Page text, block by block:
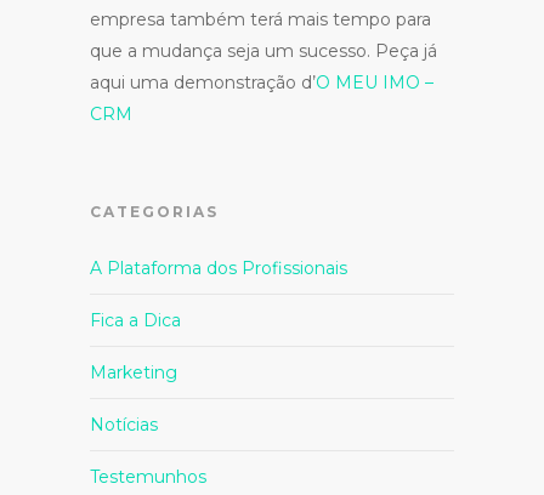
empresa também terá mais tempo para
que a mudança seja um sucesso. Peça já
aqui uma demonstração d’O MEU IMO –
CRM
CATEGORIAS
A Plataforma dos Profissionais
Fica a Dica
Marketing
Notícias
Testemunhos